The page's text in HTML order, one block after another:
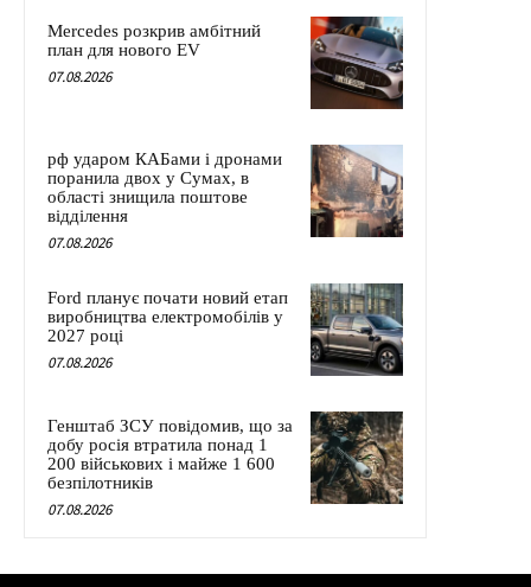
Mercedes розкрив амбітний
план для нового EV
07.08.2026
рф ударом КАБами і дронами
поранила двох у Сумах, в
області знищила поштове
відділення
07.08.2026
Ford планує почати новий етап
виробництва електромобілів у
2027 році
07.08.2026
Генштаб ЗСУ повідомив, що за
добу росія втратила понад 1
200 військових і майже 1 600
безпілотників
07.08.2026